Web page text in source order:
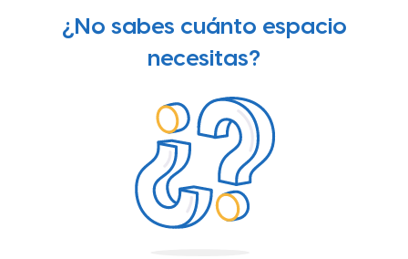
¿No sabes cuánto espacio
necesitas?